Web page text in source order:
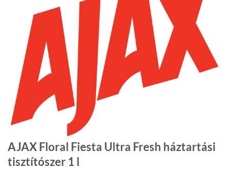
AJAX Floral Fiesta Ultra Fresh háztartási
tisztítószer 1 l